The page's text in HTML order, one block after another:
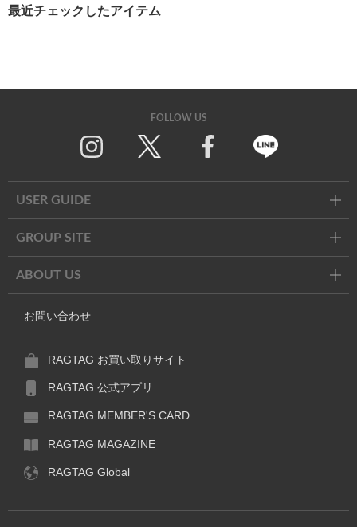
最近チェックしたアイテム
FOLLOW US
USER GUIDE
GROUP SITE
ABOUT US
お問い合わせ
RAGTAG お買い取りサイト
RAGTAG 公式アプリ
RAGTAG MEMBER'S CARD
RAGTAG MAGAZINE
RAGTAG Global